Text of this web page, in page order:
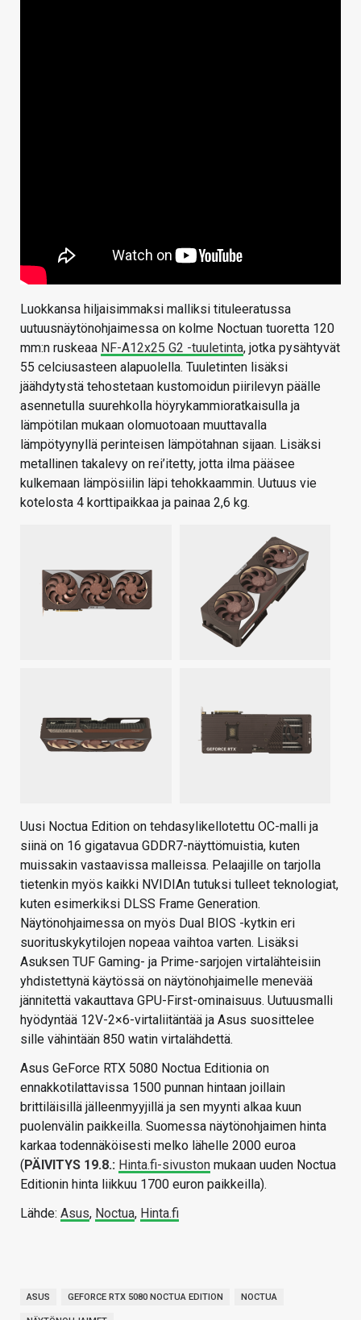
Luokkansa hiljaisimmaksi malliksi tituleeratussa
uutuusnäytönohjaimessa on kolme Noctuan tuoretta 120
mm:n ruskeaa NF-A12x25 G2 -tuuletinta, jotka pysähtyvät
55 celciusasteen alapuolella. Tuuletinten lisäksi
jäähdytystä tehostetaan kustomoidun piirilevyn päälle
asennetulla suurehkolla höyrykammioratkaisulla ja
lämpötilan mukaan olomuotoaan muuttavalla
lämpötyynyllä perinteisen lämpötahnan sijaan. Lisäksi
metallinen takalevy on rei’itetty, jotta ilma pääsee
kulkemaan lämpösiilin läpi tehokkaammin. Uutuus vie
kotelosta 4 korttipaikkaa ja painaa 2,6 kg.
Uusi Noctua Edition on tehdasylikellotettu OC-malli ja
siinä on 16 gigatavua GDDR7-näyttömuistia, kuten
muissakin vastaavissa malleissa. Pelaajille on tarjolla
tietenkin myös kaikki NVIDIAn tutuksi tulleet teknologiat,
kuten esimerkiksi DLSS Frame Generation.
Näytönohjaimessa on myös Dual BIOS -kytkin eri
suorituskykytilojen nopeaa vaihtoa varten. Lisäksi
Asuksen TUF Gaming- ja Prime-sarjojen virtalähteisiin
yhdistettynä käytössä on näytönohjaimelle menevää
jännitettä vakauttava GPU-First-ominaisuus. Uutuusmalli
hyödyntää 12V-2×6-virtaliitäntää ja Asus suosittelee
sille vähintään 850 watin virtalähdettä.
Asus GeForce RTX 5080 Noctua Editionia on
ennakkotilattavissa 1500 punnan hintaan joillain
brittiläisillä jälleenmyyjillä ja sen myynti alkaa kuun
puolenvälin paikkeilla. Suomessa näytönohjaimen hinta
karkaa todennäköisesti melko lähelle 2000 euroa
(PÄIVITYS 19.8.: Hinta.fi-sivuston mukaan uuden Noctua
Editionin hinta liikkuu 1700 euron paikkeilla).
Lähde: Asus, Noctua, Hinta.fi
ASUS GEFORCE RTX 5080 NOCTUA EDITION NOCTUA